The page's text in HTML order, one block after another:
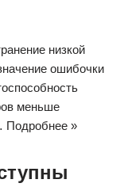
низкой
ошибочки
меньше
Подробнее »